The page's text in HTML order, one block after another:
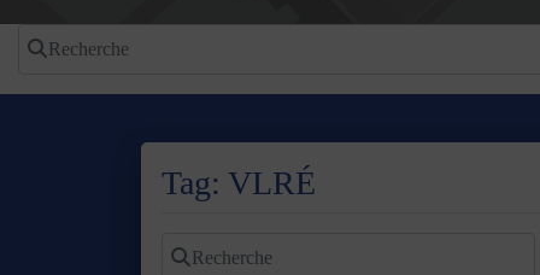
Recherche
Tag: VLRÉ
Recherche